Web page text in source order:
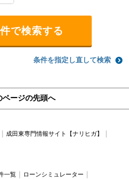
条件を指定し直して検索
ページの先頭へ
成田東専門情報サイト【ナリヒガ】
一覧
ローンシミュレーター